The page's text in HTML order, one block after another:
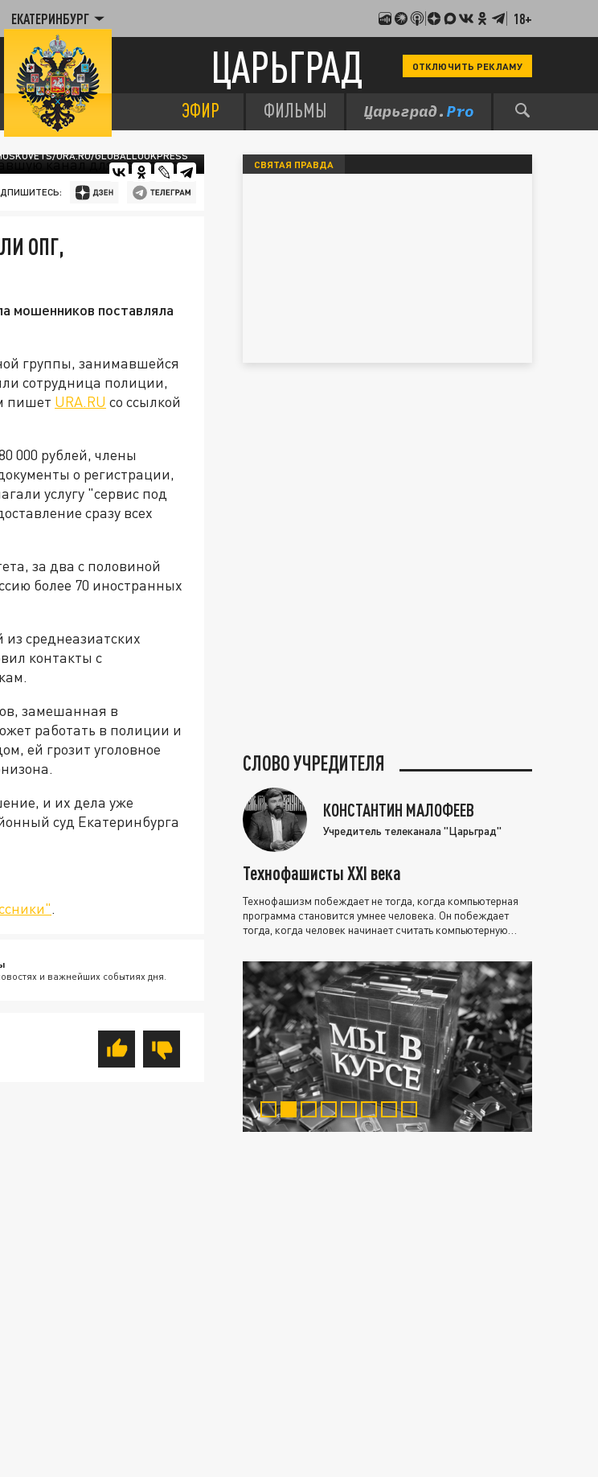
ЕКАТЕРИНБУРГ 18+
ЦАРЬГРАД ОТКЛЮЧИТЬ РЕКЛАМУ
ЭФИР ФИЛЬМЫ
URA.RU/GLOBALLOOKPRESS
ОПГ,
мошенников поставляла
группы, занимавшейся
сотрудница полиции,
пишет URA.RU со ссылкой
000 рублей, члены
о регистрации,
услугу "сервис под
сразу всех
за два с половиной
более 70 иностранных
среднеазиатских
контакты с
замешанная в
работать в полиции и
ей грозит уголовное
и их дела уже
суд Екатеринбурга
.
и важнейших событиях дня.
СВЯТАЯ ПРАВДА
СЛОВО УЧРЕДИТЕЛЯ
КОНСТАНТИН МАЛОФЕЕВ
Учредитель телеканала "Царьград"
Технофашисты XXI века
Технофашизм побеждает не тогда, когда компьютерная
программа становится умнее человека. Он побеждает
тогда, когда человек начинает считать компьютерную